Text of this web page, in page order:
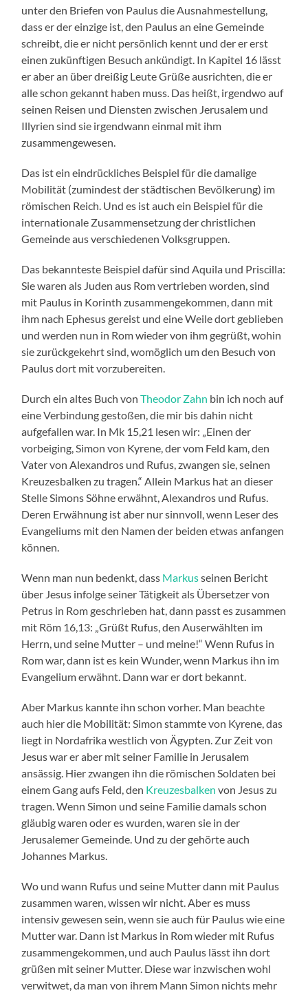
unter den Briefen von Paulus die Ausnahmestellung,
dass er der einzige ist, den Paulus an eine Gemeinde
schreibt, die er nicht persönlich kennt und der er erst
einen zukünftigen Besuch ankündigt. In Kapitel 16 lässt
er aber an über dreißig Leute Grüße ausrichten, die er
alle schon gekannt haben muss. Das heißt, irgendwo auf
seinen Reisen und Diensten zwischen Jerusalem und
Illyrien sind sie irgendwann einmal mit ihm
zusammengewesen.
Das ist ein eindrückliches Beispiel für die damalige
Mobilität (zumindest der städtischen Bevölkerung) im
römischen Reich. Und es ist auch ein Beispiel für die
internationale Zusammensetzung der christlichen
Gemeinde aus verschiedenen Volksgruppen.
Das bekannteste Beispiel dafür sind Aquila und Priscilla:
Sie waren als Juden aus Rom vertrieben worden, sind
mit Paulus in Korinth zusammengekommen, dann mit
ihm nach Ephesus gereist und eine Weile dort geblieben
und werden nun in Rom wieder von ihm gegrüßt, wohin
sie zurückgekehrt sind, womöglich um den Besuch von
Paulus dort mit vorzubereiten.
Durch ein altes Buch vonTheodor Zahn bin ich noch auf
eine Verbindung gestoßen, die mir bis dahin nicht
aufgefallen war. In Mk 15,21 lesen wir: „Einen der
vorbeiging, Simon von Kyrene, der vom Feld kam, den
Vater von Alexandros und Rufus, zwangen sie, seinen
Kreuzesbalken zu tragen.“ Allein Markus hat an dieser
Stelle Simons Söhne erwähnt, Alexandros und Rufus.
Deren Erwähnung ist aber nur sinnvoll, wenn Leser des
Evangeliums mit den Namen der beiden etwas anfangen
können.
Wenn man nun bedenkt, dass Markusseinen Bericht
über Jesus infolge seiner Tätigkeit als Übersetzer von
Petrus in Rom geschrieben hat, dann passt es zusammen
mit Röm 16,13: „Grüßt Rufus, den Auserwählten im
Herrn, und seine Mutter – und meine!“ Wenn Rufus in
Rom war, dann ist es kein Wunder, wenn Markus ihn im
Evangelium erwähnt. Dann war er dort bekannt.
Aber Markus kannte ihn schon vorher. Man beachte
auch hier die Mobilität: Simon stammte von Kyrene, das
liegt in Nordafrika westlich von Ägypten. Zur Zeit von
Jesus war er aber mit seiner Familie in Jerusalem
ansässig. Hier zwangen ihn die römischen Soldaten bei
einem Gang aufs Feld, den Kreuzesbalken von Jesus zu
tragen. Wenn Simon und seine Familie damals schon
gläubig waren oder es wurden, waren sie in der
Jerusalemer Gemeinde. Und zu der gehörte auch
Johannes Markus.
Wo und wann Rufus und seine Mutter dann mit Paulus
zusammen waren, wissen wir nicht. Aber es muss
intensiv gewesen sein, wenn sie auch für Paulus wie eine
Mutter war. Dann ist Markus in Rom wieder mit Rufus
zusammengekommen, und auch Paulus lässt ihn dort
grüßen mit seiner Mutter. Diese war inzwischen wohl
verwitwet, da man von ihrem Mann Simon nichts mehr